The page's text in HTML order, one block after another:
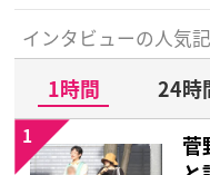
インタビューの人気
1時間 24時
菅
1